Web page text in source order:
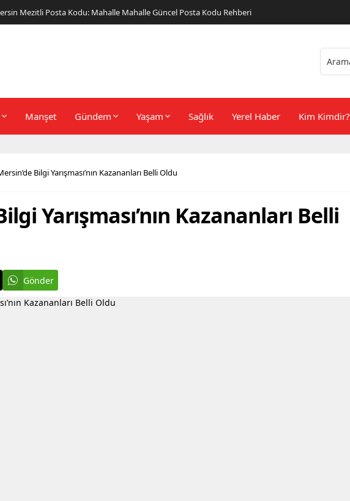
Stil İçin Erkek Sneaker Önerileri
Manşet Gündem Yaşam Sağlık Yerel Haber Kim Kimdir?
Bilgi Yarışması’nın Kazananları Belli Oldu
Yarışması’nın Kazananları Belli
Gönder